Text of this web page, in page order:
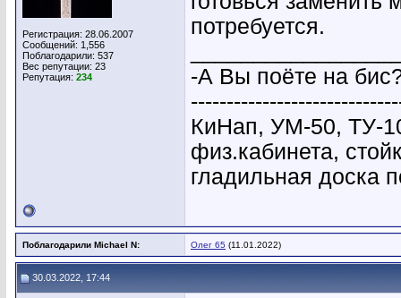
Регистрация: 28.06.2007
Сообщений: 1,556
Поблагодарили: 537
Вес репутации: 23
Репутация: 234
потребуется.
-А Вы поёте на
КиНап, УМ-50, ТУ-
физ.кабинета,
гладильная доска
Поблагодарили Michael N: Олег 65 (11.01.2022)
30.03.2022, 17:44